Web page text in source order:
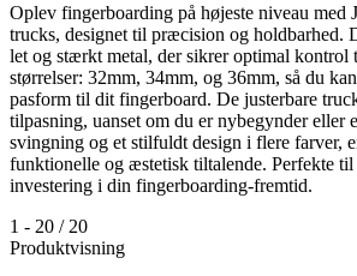
Oplev fingerboarding på højeste niveau med
trucks, designet til præcision og holdbarhed.
let og stærkt metal, der sikrer optimal kontrol
størrelser: 32mm, 34mm, og 36mm, så du
pasform til dit fingerboard. De justerbare
tilpasning, uanset om du er nybegynder eller
svingning og et stilfuldt design i flere farver,
funktionelle og æstetisk tiltalende. Perfekte
investering i din fingerboarding-fremtid.
1 - 20 / 20
Produktvisning